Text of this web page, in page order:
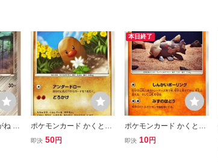
ね レ
ポケモンカード かくとう
ディグダ DPBP#055 コモ
即決 50円
本日終了
ポケモンカード かくとう
ジーランス 048/094 アン
即決 10円